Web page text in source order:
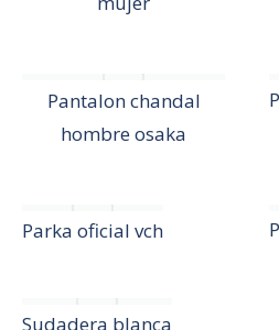
Pantalon chandal
hombre osaka
Parka oficial vch
Sudadera blanca